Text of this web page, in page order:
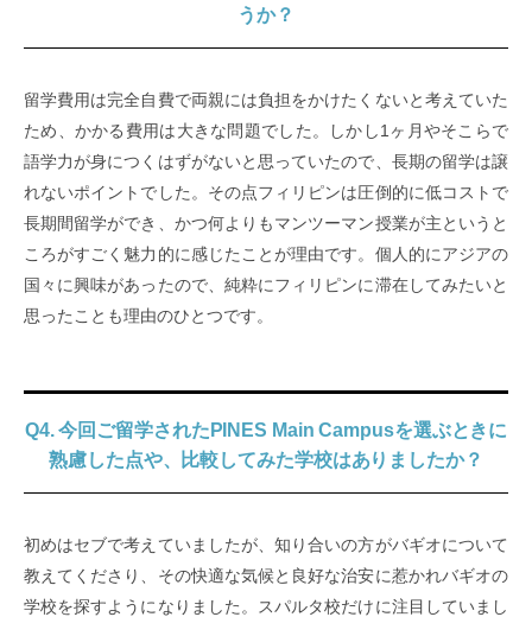
うか？
留学費用は完全自費で両親には負担をかけたくないと考えていた
ため、かかる費用は大きな問題でした。しかし1ヶ月やそこらで
語学力が身につくはずがないと思っていたので、長期の留学は譲
れないポイントでした。その点フィリピンは圧倒的に低コストで
長期間留学ができ、かつ何よりもマンツーマン授業が主というと
ころがすごく魅力的に感じたことが理由です。個人的にアジアの
国々に興味があったので、純粋にフィリピンに滞在してみたいと
思ったことも理由のひとつです。
Q4. 今回ご留学されたPINES Main Campusを選ぶときに
熟慮した点や、比較してみた学校はありましたか？
初めはセブで考えていましたが、知り合いの方がバギオについて
教えてくださり、その快適な気候と良好な治安に惹かれバギオの
学校を探すようになりました。スパルタ校だけに注目していまし